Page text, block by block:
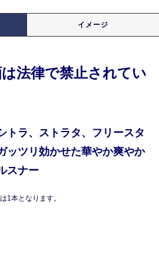
イメージ
法律で禁止されてい
トラ、ストラタ、フリースタ
ッツリ効かせた華やか爽やか
スナー
1本となります。